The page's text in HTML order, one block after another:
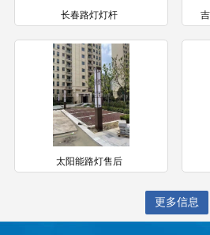
长春路灯灯杆
太阳能路灯售后
更多信息